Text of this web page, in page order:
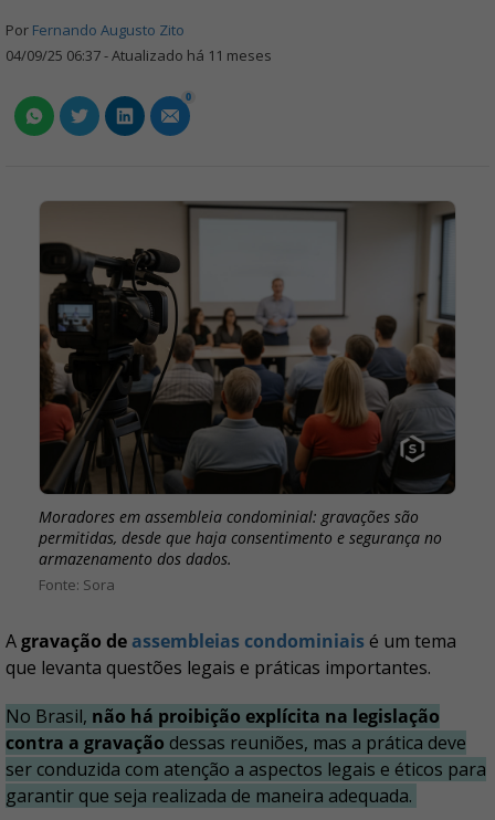
Por Fernando Augusto Zito
04/09/25 06:37 - Atualizado há 11 meses
0
Moradores em assembleia condominial: gravações são
permitidas, desde que haja consentimento e segurança no
armazenamento dos dados.
Sora
Agravação de assembleias condominiaisé um tema
que levanta questões legais e práticas importantes.
No Brasil, não há proibição explícita na legislação
contra a gravação dessas reuniões, mas a prática deve
ser conduzida com atenção a aspectos legais e éticos para
garantir que seja realizada de maneira adequada.